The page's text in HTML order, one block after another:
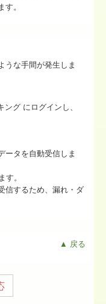
。
うな手間が発生しま
グ にログインし、
ータを自動受信しま
す。
信するため、漏れ・ダ
▲ 戻る